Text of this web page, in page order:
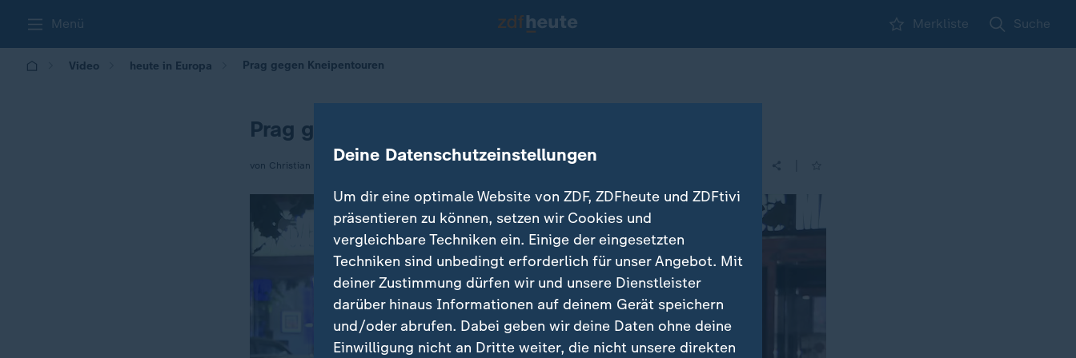
Menü Merkliste Suche
Video heute in Europa Prag gegen Kneipentouren
Prag gegen Kneipentouren
von Christian von RechenbergDeine Datenschutzeinstellungen
Um dir eine optimale Website von ZDF, ZDFheute und ZDFtivi
präsentieren zu können, setzen wir Cookies und
vergleichbare Techniken ein. Einige der eingesetzten
Techniken sind unbedingt erforderlich für unser Angebot. Mit
deiner Zustimmung dürfen wir und unsere Dienstleister
darüber hinaus Informationen auf deinem Gerät speichern
und/oder abrufen. Dabei geben wir deine Daten ohne deine
Einwilligung nicht an Dritte weiter, die nicht unsere direkten